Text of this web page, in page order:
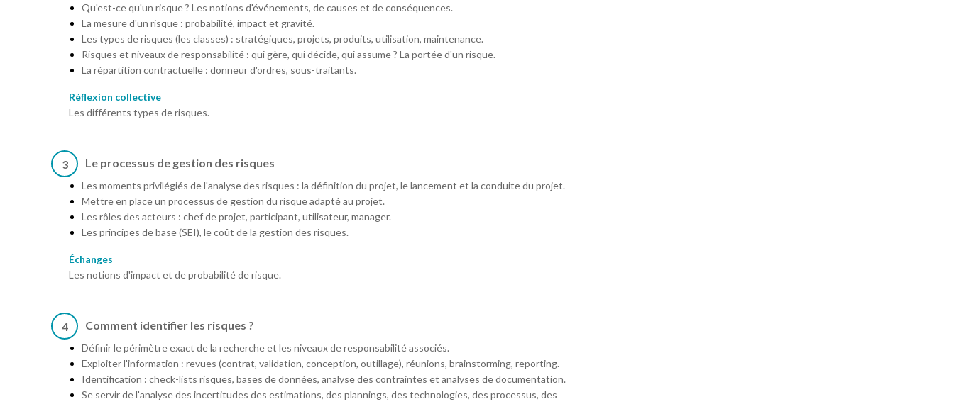
Qu'est-ce qu'un risque ? Les notions d'événements, de causes et de conséquences.
La mesure d'un risque : probabilité, impact et gravité.
Les types de risques (les classes) : stratégiques, projets, produits, utilisation, maintenance.
Risques et niveaux de responsabilité : qui gère, qui décide, qui assume ? La portée d'un risque.
La répartition contractuelle : donneur d'ordres, sous-traitants.
Réflexion collective
Les différents types de risques.
3 Le processus de gestion des risques
Les moments privilégiés de l'analyse des risques : la définition du projet, le lancement et la conduite du projet.
Mettre en place un processus de gestion du risque adapté au projet.
Les rôles des acteurs : chef de projet, participant, utilisateur, manager.
Les principes de base (SEI), le coût de la gestion des risques.
Échanges
Les notions d'impact et de probabilité de risque.
4 Comment identifier les risques ?
Définir le périmètre exact de la recherche et les niveaux de responsabilité associés.
Exploiter l'information : revues (contrat, validation, conception, outillage), réunions, brainstorming, reporting.
Identification : check-lists risques, bases de données, analyse des contraintes et analyses de documentation.
Se servir de l'analyse des incertitudes des estimations, des plannings, des technologies, des processus, des